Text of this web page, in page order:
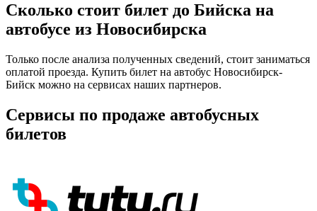
Сколько стоит билет до Бийска на
автобусе из Новосибирска
Только после анализа полученных сведений, стоит заниматься
оплатой проезда. Купить билет на автобус Новосибирск-
Бийск можно на сервисах наших партнеров.
Сервисы по продаже автобусных
билетов